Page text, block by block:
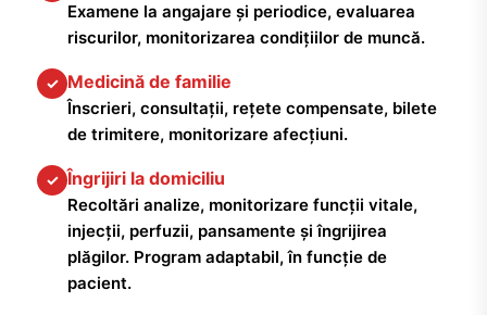
Examene la angajare și periodice, evaluarea
riscurilor, monitorizarea condițiilor de muncă.
✓ Medicină de familie
Înscrieri, consultații, rețete compensate, bilete
de trimitere, monitorizare afecțiuni.
✓ Îngrijiri la domiciliu
Recoltări analize, monitorizare funcții vitale,
injecții, perfuzii, pansamente și îngrijirea
plăgilor. Program adaptabil, în funcție de
pacient.